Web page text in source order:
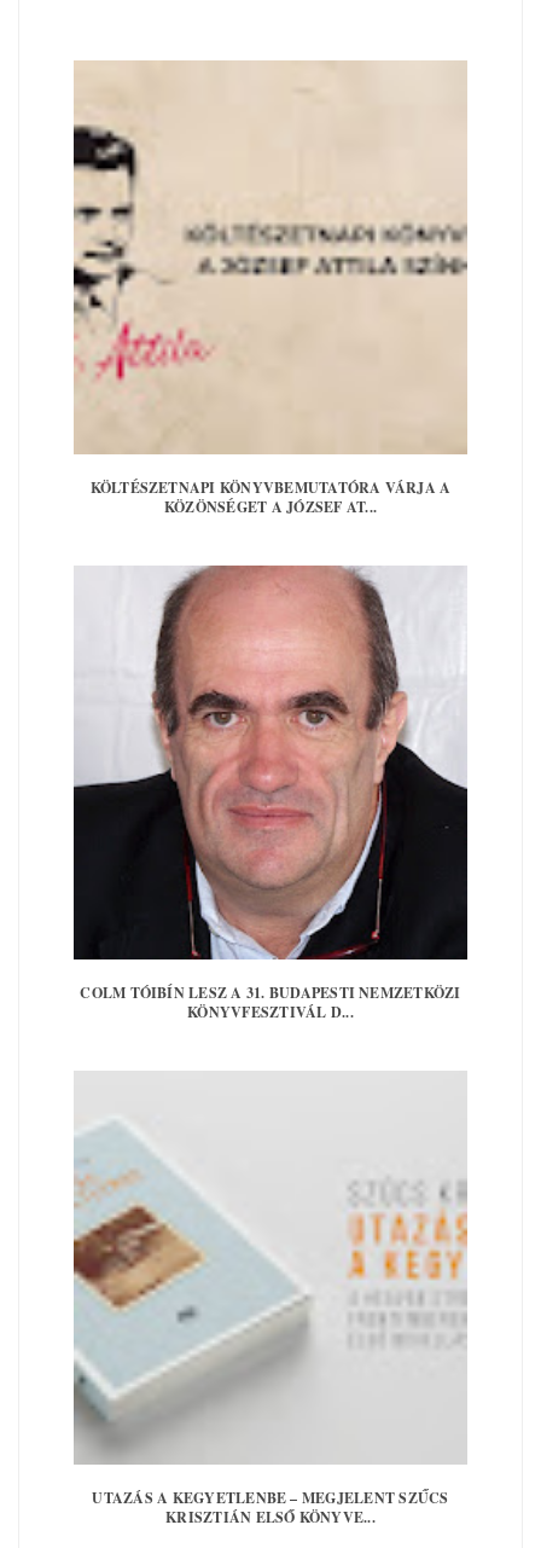
KÖLTÉSZETNAPI KÖNYVBEMUTATÓRA VÁRJA A
KÖZÖNSÉGET A JÓZSEF AT...
COLM TÓIBÍN LESZ A 31. BUDAPESTI NEMZETKÖZI
KÖNYVFESZTIVÁL D...
UTAZÁS A KEGYETLENBE – MEGJELENT SZŰCS
KRISZTIÁN ELSŐ KÖNYVE...